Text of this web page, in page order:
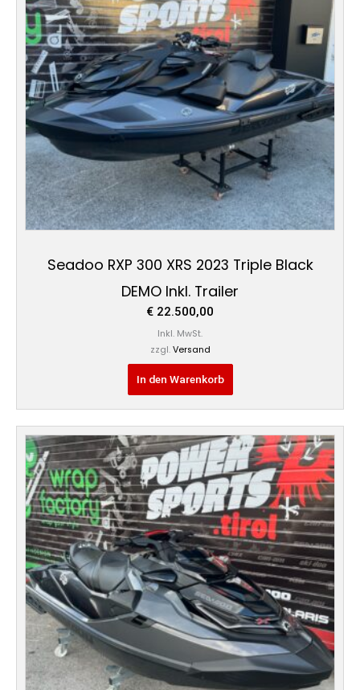
Seadoo RXP 300 XRS 2023 Triple Black
DEMO Inkl. Trailer
€ 22.500,00
Inkl. MwSt.
zzgl. Versand
In den Warenkorb